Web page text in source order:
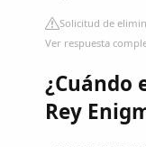
Solicitud de
Ver respuesta
¿Cuándo
Rey